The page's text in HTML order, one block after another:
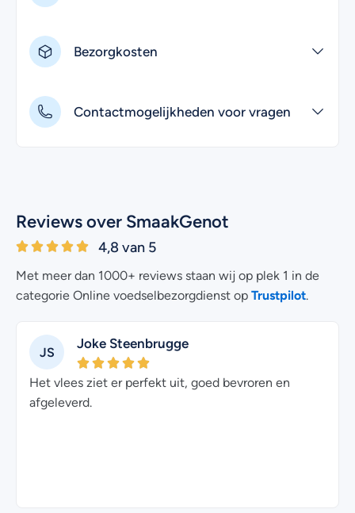
Bezorgkosten
Contactmogelijkheden voor vragen
Reviews over SmaakGenot
4,8 van 5
Met meer dan 1000+ reviews staan wij op plek 1 in de
categorie Online voedselbezorgdienst op Trustpilot
JS
Joke Steenbrugge
Het vlees ziet er perfekt uit, goed bevroren en
afgeleverd.